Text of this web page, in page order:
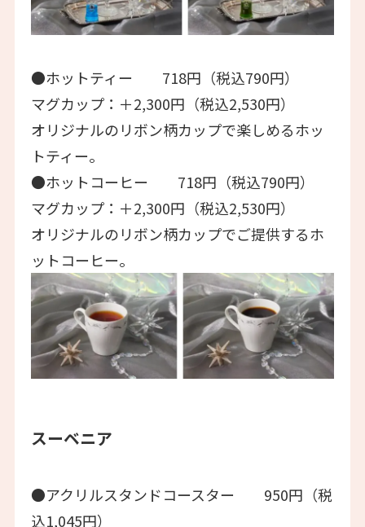
●ホットティー 718円（税込790円）
マグカップ：＋2,300円（税込2,530円）
オリジナルのリボン柄カップで楽しめるホッ
トティー。
●ホットコーヒー 718円（税込790円）
マグカップ：＋2,300円（税込2,530円）
オリジナルのリボン柄カップでご提供するホ
ットコーヒー。
スーベニア
●アクリルスタンドコースター 950円（税
込1,045円）